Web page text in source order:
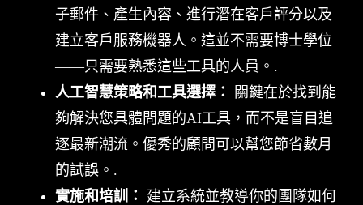
子郵件、產生內容、進行潛在客戶評分以及
建立客戶服務機器人。這並不需要博士學位
——只需要熟悉這些工具的人員。.
人工智慧策略和工具選擇：
關鍵在於找到能
夠解決您具體問題的AI工具，而不是盲目追
逐最新潮流。優秀的顧問可以幫您節省數月
的試誤。.
實施和培訓：
建立系統並教導你的團隊如何